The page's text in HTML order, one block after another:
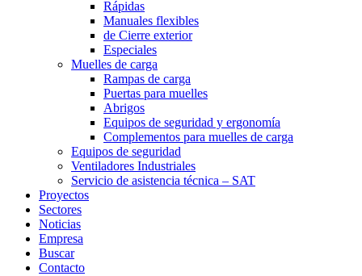
Rápidas
Manuales flexibles
de Cierre exterior
Especiales
Muelles de carga
Rampas de carga
Puertas para muelles
Abrigos
Equipos de seguridad y ergonomía
Complementos para muelles de carga
Equipos de seguridad
Ventiladores Industriales
Servicio de asistencia técnica – SAT
Proyectos
Sectores
Noticias
Empresa
Buscar
Contacto